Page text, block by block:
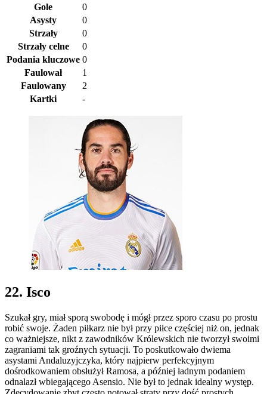
Gole
0
Asysty
0
Strzały
0
Strzały celne
0
Podania kluczowe 0
Faulował
1
Faulowany
2
Kartki
-
22. Isco
Szukał gry, miał sporą swobodę i mógł przez sporo czasu po prostu
robić swoje. Żaden piłkarz nie był przy piłce częściej niż on, jednak
co ważniejsze, nikt z zawodników Królewskich nie tworzył swoimi
zagraniami tak groźnych sytuacji. To poskutkowało dwiema
asystami Andaluzyjczyka, który najpierw perfekcyjnym
dośrodkowaniem obsłużył Ramosa, a później ładnym podaniem
odnalazł wbiegającego Asensio. Nie był to jednak idealny występ.